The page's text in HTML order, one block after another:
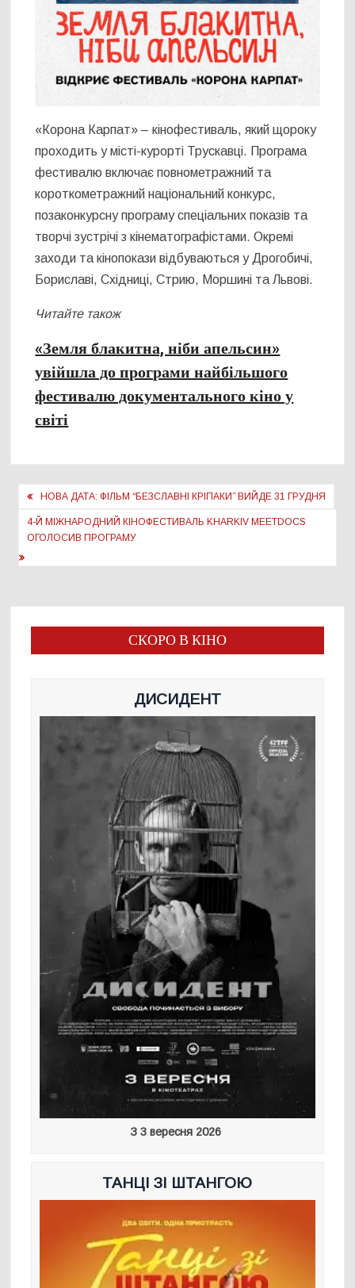
«Корона Карпат» – кінофестиваль, який щороку
проходить у місті-курорті Трускавці. Програма
фестивалю включає повнометражний та
короткометражний національний конкурс,
позаконкурсну програму спеціальних показів та
творчі зустрічі з кінематографістами. Окремі
заходи та кінопокази відбуваються у Дрогобичі,
Бориславі, Східниці, Стрию, Моршині та Львові.
Читайте також
«Земля блакитна, ніби апельсин»
увійшла до програми найбільшого
фестивалю документального кіно у
світі
Навігація
записів
НОВА ДАТА: ФІЛЬМ “БЕЗСЛАВНІ КРІПАКИ” ВИЙДЕ 31 ГРУДНЯ
4-Й МІЖНАРОДНИЙ КІНОФЕСТИВАЛЬ KHARKIV MEETDOCS
ОГОЛОСИВ ПРОГРАМУ
СКОРО В КІНО
ДИСИДЕНТ
З 3 вересня 2026
ТАНЦІ ЗІ ШТАНГОЮ